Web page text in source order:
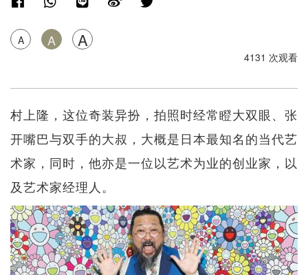
A A A
4131 次观看
村上隆，这位奇装异扮，拍照时经常瞪大双眼、张
开嘴巴与双手的大叔，大概是日本最知名的当代艺
术家，同时，他亦是一位以艺术为业的创业家，以
及艺术家经理人。